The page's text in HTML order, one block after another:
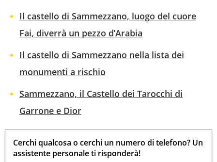
Il castello di Sammezzano, luogo del cuore
Fai, diverrà un pezzo d’Arabia
Il castello di Sammezzano nella lista dei
monumenti a rischio
Sammezzano, il Castello dei Tarocchi di
Garrone e Dior
Cerchi qualcosa o cerchi un numero di telefono? Un
assistente personale ti risponderà!